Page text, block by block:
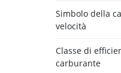
Simbolo della
velocità
Classe di
carburante